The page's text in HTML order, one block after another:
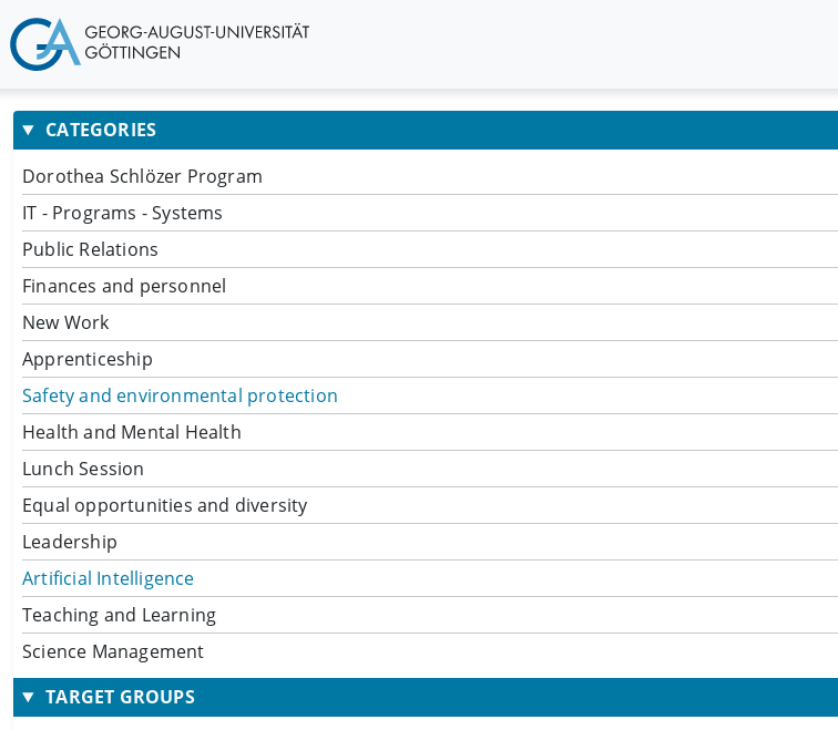
CATEGORIES
Dorothea Schlözer Program
IT - Programs - Systems
Public Relations
Finances and personnel
New Work
Apprenticeship
Safety and environmental protection
Health and Mental Health
Lunch Session
Equal opportunities and diversity
Leadership
Artificial Intelligence
Teaching and Learning
Science Management
TARGET GROUPS